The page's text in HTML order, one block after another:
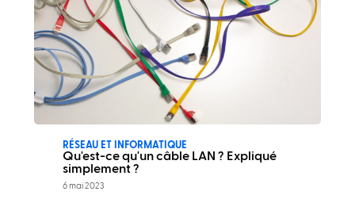
RÉSEAU ET INFORMATIQUE
Qu'est-ce qu'un câble LAN ? Expliqué
simplement ?
6 mai 2023